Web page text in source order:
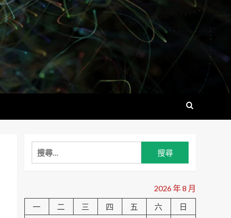
搜
尋
字:
2026 年 8 月
一
二 三 四 五 六 日